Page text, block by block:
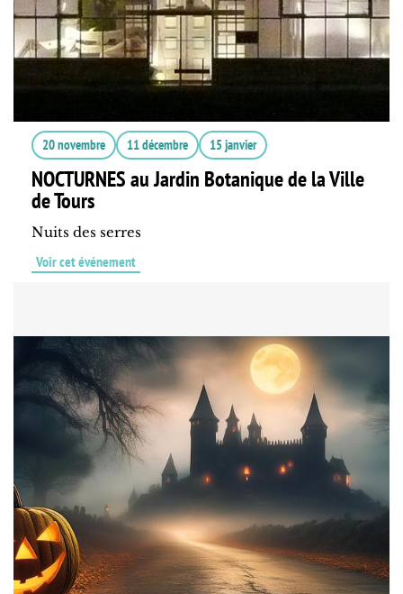
20 novembre 11 décembre 15 janvier
NOCTURNES au Jardin Botanique de la Ville
de Tours
Nuits des serres
Voir cet événement